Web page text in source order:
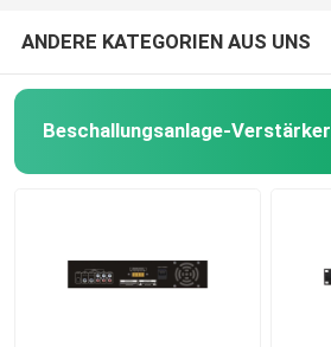
Endverstärker der Klassen-D
Sprachevakuierungs-System
ANDERE KATEGORIEN AUS UNS
Beschallungsanlage-Verstärker